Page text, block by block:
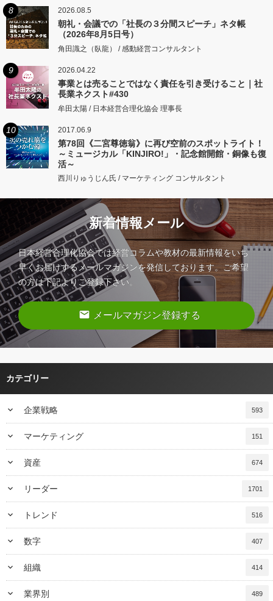
8 2026.08.5
朝礼・会議での「社長の３分間スピーチ」ネタ帳
（2026年8月5日号）
角田識之（臥龍） / 感動経営コンサルタント
9 2026.04.22
事業とは売ることではなく責任を引き受けること｜社
長業ネクスト#430
牟田太陽 / 日本経営合理化協会 理事長
10 2017.06.9
第78回《二宮尊徳翁》に再び空前のスポットライト！
～ミュージカル「KINJIRO!」・記念館開館・銅像も復
活～
西川りゅうじん氏 / マーケティング コンサルタント
新着情報メール
日本経営合理化協会では経営コラムや教材の最新情報をいち
早くお届けするメールマガジンを発信しております。ご希望
の方は下記よりご登録下さい。
email メールマガジン登録する
カテゴリー
keyboard_arrow_down 企業戦略 593
keyboard_arrow_down マーケティング 151
keyboard_arrow_down 資産 674
keyboard_arrow_down リーダー 1701
keyboard_arrow_down トレンド 516
keyboard_arrow_down 数字 407
keyboard_arrow_down 組織 414
keyboard_arrow_down 業界別 489